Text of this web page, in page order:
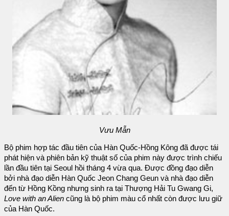
Vưu Mẫn
Bộ phim hợp tác đầu tiên của Hàn Quốc-Hồng Kông đã được tái
phát hiện và phiên bản kỹ thuật số của phim này được trình chiếu
lần đầu tiên tại Seoul hồi tháng 4 vừa qua. Được đồng đạo diễn
bởi nhà đạo diễn Hàn Quốc Jeon Chang Geun và nhà đạo diễn
đến từ Hồng Kồng nhưng sinh ra tại Thượng Hải Tu Gwang Gi,
Love with an Alien cũng là bộ phim màu cổ nhất còn được lưu giữ
của Hàn Quốc.